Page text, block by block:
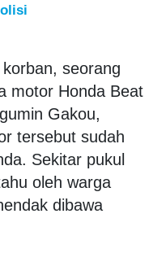
seorang
motor Honda Beat
Gakou,
tersebut sudah
Sekitar pukul
oleh warga
dibawa